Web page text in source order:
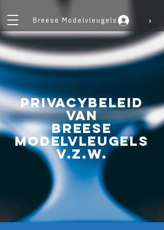
›
Breese Modelvleugels
PRIVACYBELEID
van
Breese
Modelvleugels
V.Z.W.